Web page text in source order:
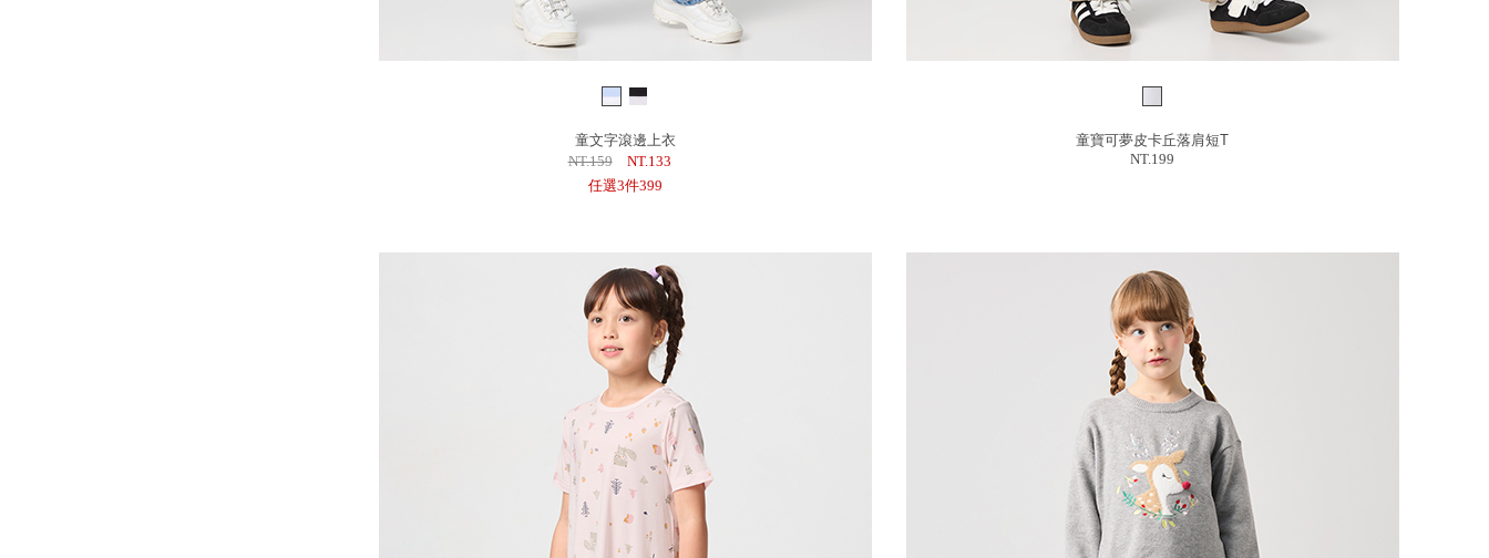
童文字滾邊上衣
NT.159
NT.133
任選3件399
童寶可夢皮卡丘落肩短T
NT.199